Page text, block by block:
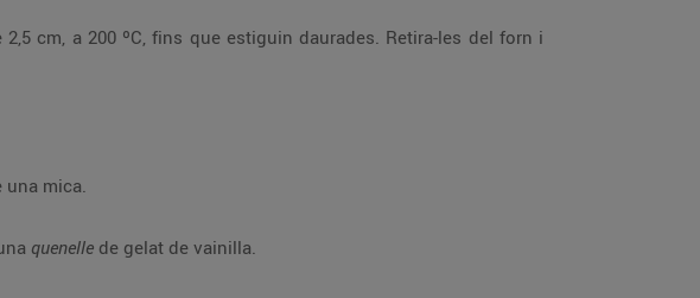
cm, a 200 ºC, fins que estiguin daurades. Retira-les del forn i
una mica.
quenelle de gelat de vainilla.